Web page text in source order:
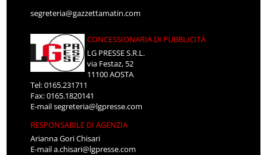
segreteria@gazzettamatin.com
CONCESSIONARIA DI PUBBLICITÀ
LG PRESSE S.R.L.
via Festaz, 52
11100 AOSTA
Tel: 0165.231711
Fax: 0165.1820141
E-mailsegreteria@lgpresse.com
RESPONSABILE DI AGENZIA
Arianna Gori Chisari
E-maila.chisari@lgpresse.com